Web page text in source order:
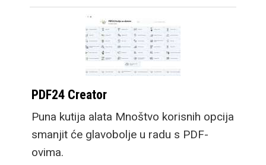
PDF24 Creator
Puna kutija alata Mnoštvo korisnih opcija
smanjit će glavobolje u radu s PDF-
ovima.